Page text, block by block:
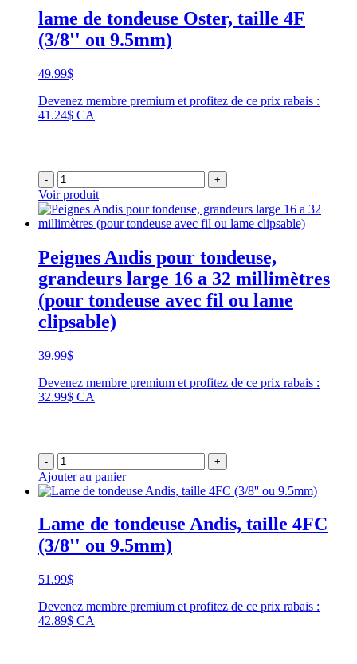
lame de tondeuse Oster, taille 4F
(3/8'' ou 9.5mm)
49.99$
Devenez membre premium et profitez de ce prix rabais :
41.24$ CA
- +
Voir produit
Peignes Andis pour tondeuse,
grandeurs large 16 a 32 millimètres
(pour tondeuse avec fil ou lame
clipsable)
39.99$
Devenez membre premium et profitez de ce prix rabais :
32.99$ CA
- +
Ajouter au panier
Lame de tondeuse Andis, taille 4FC
(3/8'' ou 9.5mm)
51.99$
Devenez membre premium et profitez de ce prix rabais :
42.89$ CA